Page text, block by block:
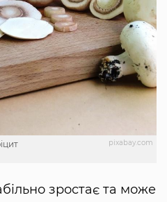
pixabay.com
зростає та може